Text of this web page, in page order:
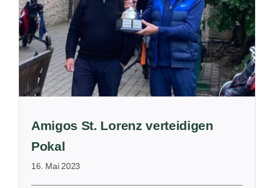
Amigos St. Lorenz verteidigen
Pokal
16. Mai 2023